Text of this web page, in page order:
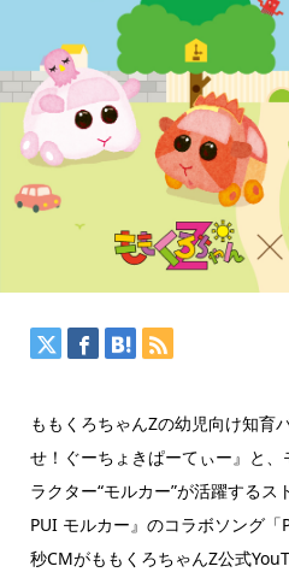
ももくろちゃんZの幼児向け知育
せ！ぐーちょきぱーてぃー』と
ラクター“モルカー”が活躍する
PUI モルカー』のコラボソング
秒CMがももくろちゃんZ公式